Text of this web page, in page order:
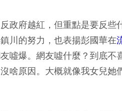
政府越紅，但重點是要反些
川的努力，也表揚彭國華在
噓爆。網友噓什麼？到底不
啥原因。大概就像我女兒她